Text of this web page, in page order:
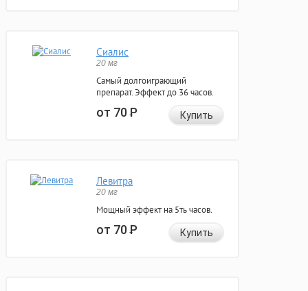
Сиалис
20 мг
Самый долгоиграющий
препарат. Эффект до 36 часов.
от 70Р Купить
Левитра
20 мг
Мощный эффект на 5ть часов.
от 70Р Купить